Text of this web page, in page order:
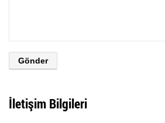
İletişim Bilgileri